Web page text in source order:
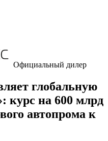
Официальный дилер
глобальную
курс на 600 млрд
автопрома к